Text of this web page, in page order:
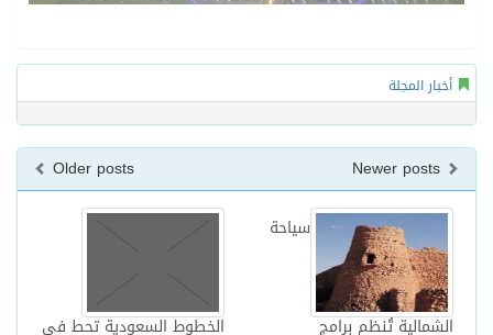
أخبار المجلة
Older posts
الخطوط السعودية تحط في
سياحة
الشمالية تُنظم برامج